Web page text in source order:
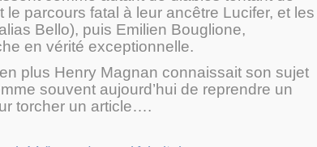
le parcours fatal à leur ancêtre Lucifer, et les
Bello), puis Emilien Bouglione,
en vérité exceptionnelle.
plus Henry Magnan connaissait son sujet
souvent aujourd’hui de reprendre un
torcher un article….